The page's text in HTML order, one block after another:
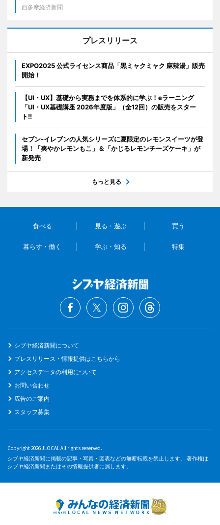
西多摩経済新聞
プレスリリース
EXPO2025 公式ライセンス商品「黒ミャクミャク 麻辣湯」販売
開始！
【UI・UX】基礎から実務までを体系的に学ぶ！eラーニング
「UI・UX基礎講座 2026年度版」（全12回）の販売をスター
ト!!
セブン‐イレブンの人気シリーズに夏限定のレモンスイーツが登
場！「爽やかレモンもこ」＆「かじるレモンチーズケーキ」が
新発売
もっと見る
食べる 見る・遊ぶ 買う
暮らす・働く 学ぶ・知る 特集
シブヤ経済新聞について
プレスリリース・情報提供はこちらから
アクセスデータの利用について
お問い合わせ
広告のご案内
スタッフ募集
Copyright 2026 JLOCAL All rights reserved.
シブヤ経済新聞に掲載の記事・写真・図表などの無断転載を禁止します。 著作権は
シブヤ経済新聞またはその情報提供者に属します。